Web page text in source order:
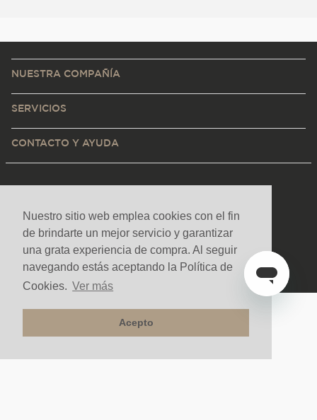
Nuestro sitio web emplea cookies con el fin
de brindarte un mejor servicio y garantizar
una grata experiencia de compra. Al seguir
navegando estás aceptando la Política de
Cookies. Ver más
Acepto
NUESTRA COMPAÑÍA
SERVICIOS
CONTACTO Y AYUDA
Medios de pago y sitio seguro